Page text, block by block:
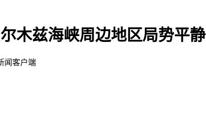
木兹海峡周边地区局势平静
闻客户端